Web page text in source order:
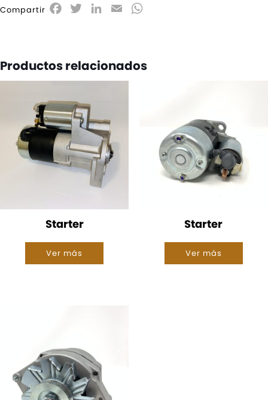
Compartir Facebook
TwitterLinkedIn
Email
Productos relacionados
Starter
Ver más
Starter
Ver más